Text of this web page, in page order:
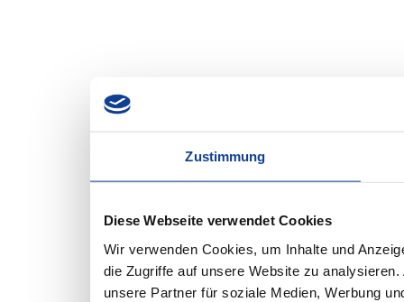
Zustimmung
Diese Webseite verwendet Cookies
Wir verwenden Cookies, um Inhalte und
die Zugriffe auf unsere Website zu
unsere Partner für soziale Medien, Werbung